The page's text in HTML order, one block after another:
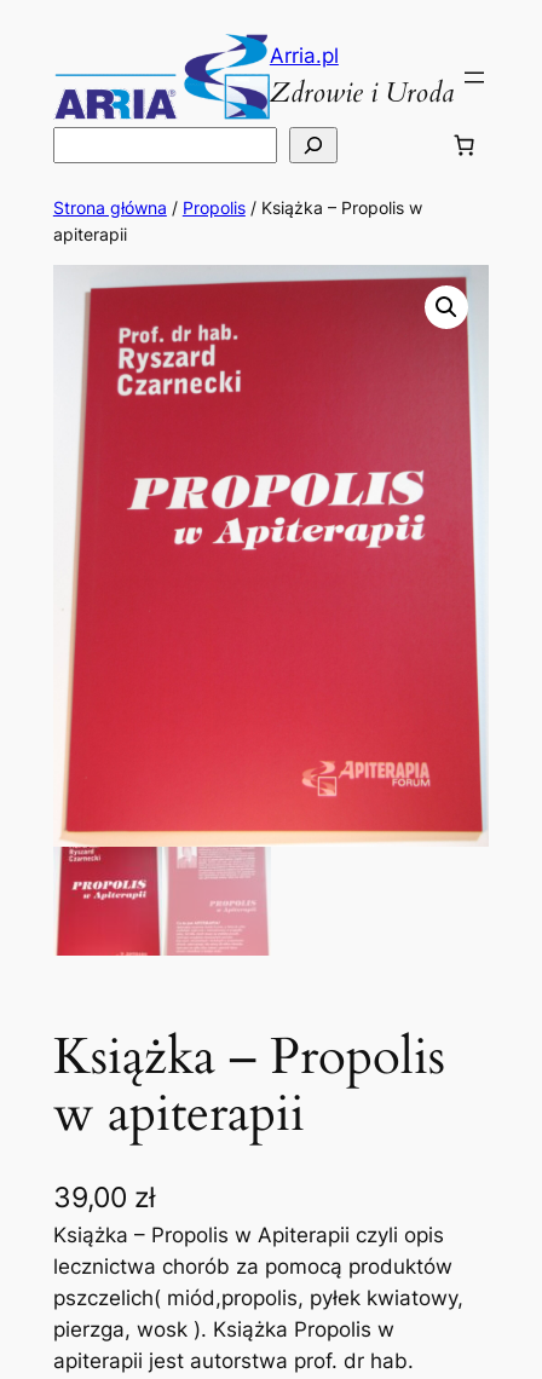
Arria.pl
Zdrowie i Uroda
Strona główna / Propolis/ Książka – Propolis w
apiterapii
Książka – Propolis
w apiterapii
39,00 zł
Książka – Propolis w Apiterapii czyli opis
lecznictwa chorób za pomocą produktów
pszczelich( miód,propolis, pyłek kwiatowy,
pierzga, wosk ). Książka Propolis w
apiterapii jest autorstwa prof. dr hab.